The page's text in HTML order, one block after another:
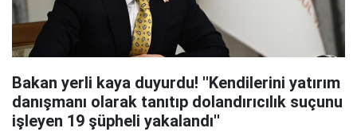
Bakan yerli kaya duyurdu! ''Kendilerini yatırım
danışmanı olarak tanıtıp dolandırıcılık suçunu
işleyen 19 şüpheli yakalandı''